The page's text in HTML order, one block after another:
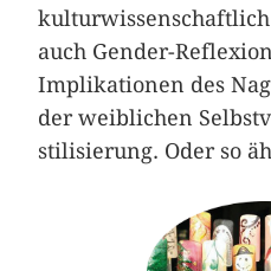
auch Gender-
Implikationen des
der weiblichen
stilisierung. Oder so